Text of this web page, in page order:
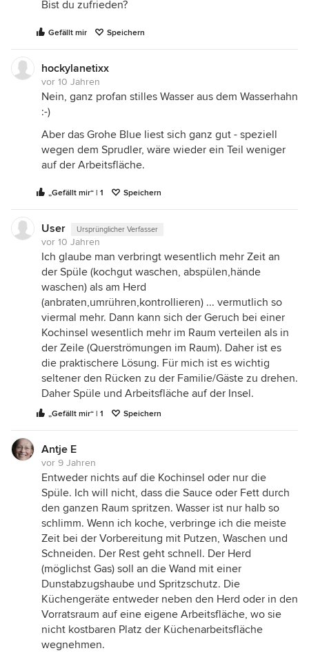
Bist du zufrieden?
Gefällt mir Speichern
hockylanetixx
vor 10 Jahren
Nein, ganz profan stilles Wasser aus dem Wasserhahn
:-)
Aber das Grohe Blue liest sich ganz gut - speziell
wegen dem Sprudler, wäre wieder ein Teil weniger
auf der Arbeitsfläche.
„Gefällt mir“ | 1 Speichern
User Ursprünglicher Verfasser
vor 10 Jahren
Ich glaube man verbringt wesentlich mehr Zeit an
der Spüle (kochgut waschen, abspülen,hände
waschen) als am Herd
(anbraten,umrühren,kontrollieren) ... vermutlich so
viermal mehr. Dann kann sich der Geruch bei einer
Kochinsel wesentlich mehr im Raum verteilen als in
der Zeile (Querströmungen im Raum). Daher ist es
die praktischere Lösung. Für mich ist es wichtig
seltener den Rücken zu der Familie/Gäste zu drehen.
Daher Spüle und Arbeitsfläche auf der Insel.
„Gefällt mir“ | 1 Speichern
Antje E
vor 9 Jahren
Entweder nichts auf die Kochinsel oder nur die
Spüle. Ich will nicht, dass die Sauce oder Fett durch
den ganzen Raum spritzen. Wasser ist nur halb so
schlimm. Wenn ich koche, verbringe ich die meiste
Zeit bei der Vorbereitung mit Putzen, Waschen und
Schneiden. Der Rest geht schnell. Der Herd
(möglichst Gas) soll an die Wand mit einer
Dunstabzugshaube und Spritzschutz. Die
Küchengeräte entweder neben den Herd oder in den
Vorratsraum auf eine eigene Arbeitsfläche, wo sie
nicht kostbaren Platz der Küchenarbeitsfläche
wegnehmen.